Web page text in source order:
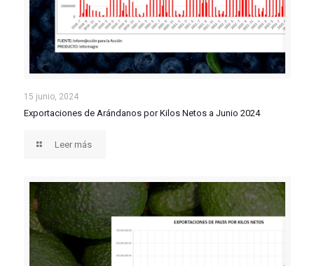
Exportaciones de Arándanos por Kilos Netos a Junio
15 junio, 2024
Exportaciones de Arándanos por Kilos Netos a Junio 2024
Leer más